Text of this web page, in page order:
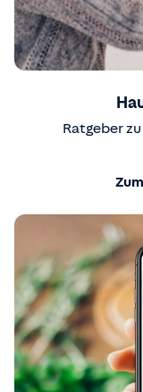
Ratgeber